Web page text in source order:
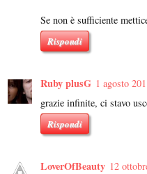
Se non è sufficiente
Rispondi
Ruby plusG 1 agosto
grazie infinite, ci stavo
Rispondi
LoverOfBeauty 12